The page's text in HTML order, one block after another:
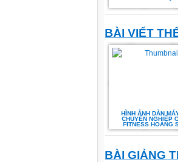
BÀI VIẾT
HÌNH ẢNH DÀN
CHUYÊN NGHIỆP
FITNESS HOÀNG
BÀI GIẢNG